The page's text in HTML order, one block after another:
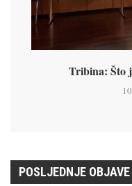
Tribina: Što
POSLJEDNJE OBJAVE